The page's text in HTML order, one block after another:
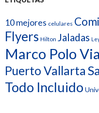
10 mejores celulares
Flyers Hilton Jaladas
Marco Polo
Puerto Vallarta
Todo Incluido